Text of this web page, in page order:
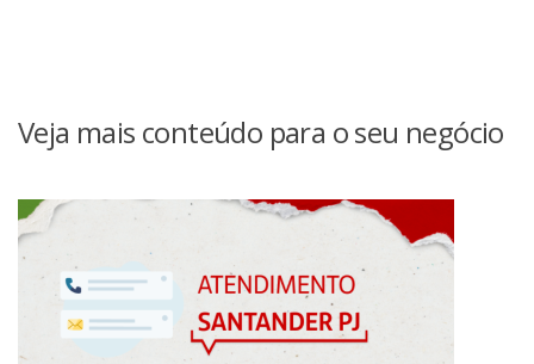
Veja mais conteúdo para o seu negócio